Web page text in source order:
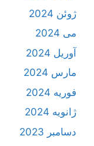
ژوئن 2024
می 2024
آوریل 2024
مارس 2024
فوریه 2024
ژانویه 2024
دسامبر 2023